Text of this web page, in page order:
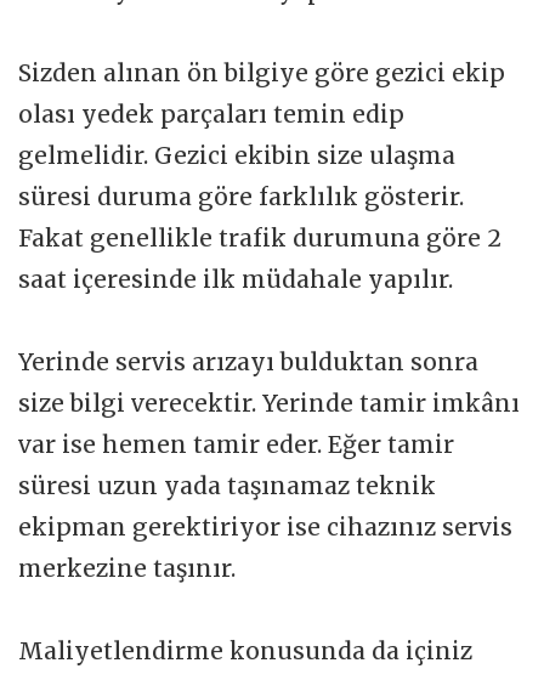
Sizden alınan ön bilgiye göre gezici ekip
olası yedek parçaları temin edip
gelmelidir. Gezici ekibin size ulaşma
süresi duruma göre farklılık gösterir.
Fakat genellikle trafik durumuna göre 2
saat içeresinde ilk müdahale yapılır.
Yerinde servis arızayı bulduktan sonra
size bilgi verecektir. Yerinde tamir imkânı
var ise hemen tamir eder. Eğer tamir
süresi uzun yada taşınamaz teknik
ekipman gerektiriyor ise cihazınız servis
merkezine taşınır.
Maliyetlendirme konusunda da içiniz